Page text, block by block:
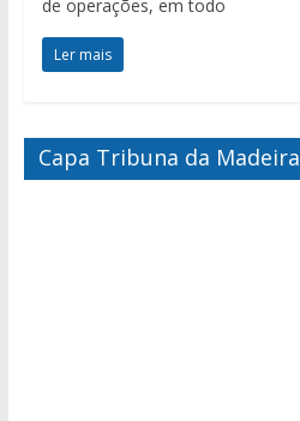
de operações, em todo
Ler mais
Capa Tribuna da Madeira